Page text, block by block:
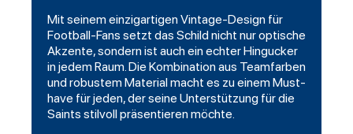
Mit seinem einzigartigen Vintage-Design für
Football-Fans setzt das Schild nicht nur optische
Akzente, sondern ist auch ein echter Hingucker
in jedem Raum. Die Kombination aus Teamfarben
und robustem Material macht es zu einem Must-
have für jeden, der seine Unterstützung für die
Saints stilvoll präsentieren möchte.